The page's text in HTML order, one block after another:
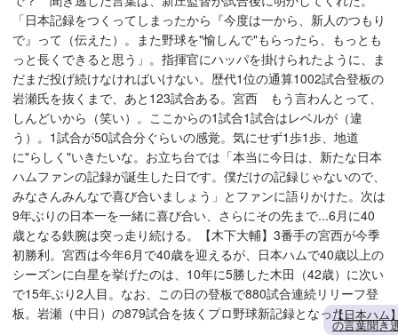
「日本記録をつくってしまったから『今度は一から、新人のつもり
で』って（伝えた）。また野球を"愉しんで"もらったら、もっとも
っと長くできると思う」。指揮官にハッパを掛けられたように、ま
だまだ投げ続けなければいけない。歴代1位の通算1002試合登板の
岩瀬氏を抜くまで、あと123試合ある。宮西 もう言わんとって、
しんどいから（笑い）。ここからの1試合1試合はレベルが（違
う）。1試合が50試合分ぐらいの感覚。気にせず1歩1歩、地道
に"らしく"いきたいな。お立ち台では「本当に今日は、新たな日本
ハムファンの記録が誕生した日です。僕だけの記録じゃないので、
みなさんみんなで喜び合いましょう」とファンに語りかけた。次は
9年ぶりの日本一を一緒に喜び合い、さらにその先まで...6月に40
歳となる鉄腕は突っ走り続ける。【木下大輔】3番手の宮西が今季
初勝利。宮西は今年6月で40歳を迎えるが、日本ハムで40歳以上の
シーズンに白星を挙げたのは、10年に5勝した木田（42歳）に次い
で15年ぶり2人目。なお、この日の登板で880試合連続リリーフ登
板。岩瀬（中日）の879試合を抜くプロ野球新記録となった。【日本ハム
の言葉聞き